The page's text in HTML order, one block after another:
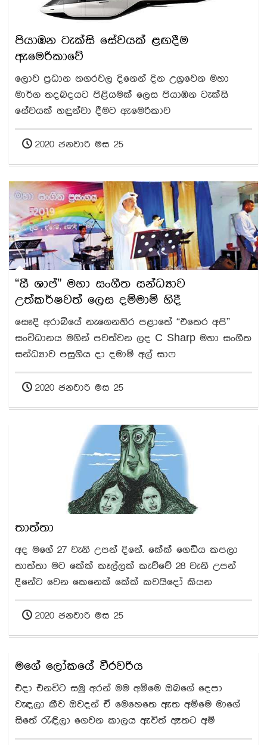
පියාඹන ටැක්සි සේවයක් ළඟදීම
ඇමෙරිකාවේ
ලොව ප්‍රධාන නගරවල දිනෙන් දින උග්‍රවෙන මහා
මාර්ග තදබදයට පිළියමක් ලෙස පියාඹන ටැක්සි
සේවයක් හඳුන්වා දීමට ඇමෙරිකාව
2020 ජනවාරි මස 25
“සී ශාප්” මහා සංගීත සන්ධ්‍යාව
උත්කර්ෂවත් ලෙස දම්මාම් හිදී
සෞදි අරාබියේ නැගෙනහිර පළාතේ “එතෙර අපි”
සංවිධානය මගින් පවත්වන ලද C Sharp මහා සංගීත
සන්ධ්‍යාව පසුගිය දා දමාම් අල් සාෆ
2020 ජනවාරි මස 25
තාත්තා
අද මගේ 27 වැනි උපන් දිනේ. කේක් ගෙඩිය කපලා
තාත්තා මට කේක් කෑල්ලක් කැව්වේ 28 වැනි උපන්
දිනේට වෙන කෙනෙක් කේක් කවයිදෝ කියන
2020 ජනවාරි මස 25
මගේ ලෝකයේ වීරවරිය
එදා එනවිට සමු අරන් මම අම්මෙ ඔබගේ දෙපා
වැඳලා කීව ඔවදන් ඒ මෙහෙතෙ ඇත අම්මෙ මාගේ
සිතේ රැඳිලා ගෙවන කාලය ඇවිත් ඈතට අම්